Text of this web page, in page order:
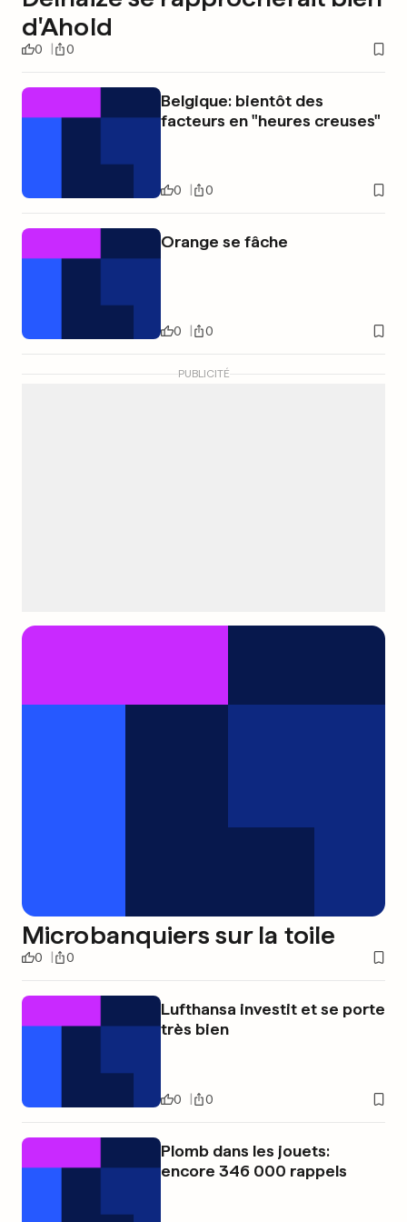
d'Ahold
0 0
Belgique: bientôt des
facteurs en "heures creuses"
0 0
Orange se fâche
0 0
PUBLICITÉ
Microbanquiers sur la toile
0 0
Lufthansa investit et se porte
très bien
0 0
Plomb dans les jouets:
encore 346 000 rappels